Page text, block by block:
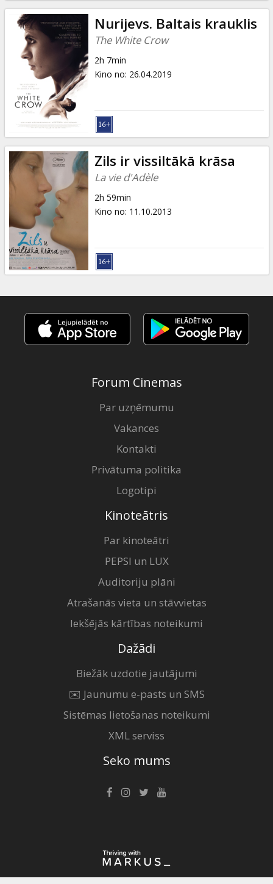
Nurijevs. Baltais krauklis
The White Crow
2h 7min
Kino no: 26.04.2019
Zils ir vissiltākā krāsa
La vie d'Adèle
2h 59min
Kino no: 11.10.2013
Forum Cinemas
Par uzņēmumu
Vakances
Kontakti
Privātuma politika
Logotipi
Kinoteātris
Par kinoteātri
PEPSI un LUX
Auditoriju plāni
Atrašanās vieta un stāvvietas
Iekšējās kārtības noteikumi
Dažādi
Biežāk uzdotie jautājumi
✉️ Jaunumu e-pasts un SMS
Sistēmas lietošanas noteikumi
XML serviss
Seko mums